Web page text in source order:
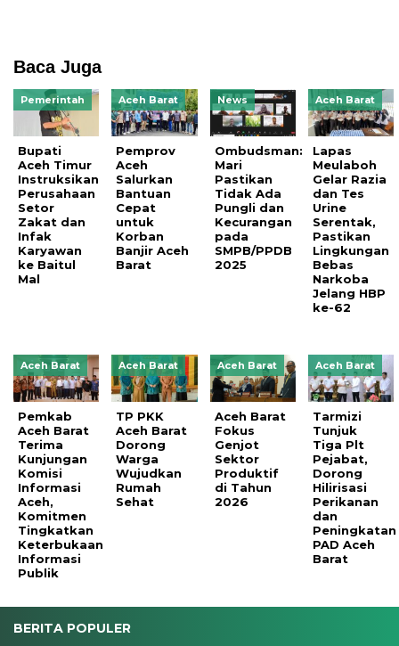
Baca Juga
Pemerintah
Bupati
Aceh Timur
Instruksikan
Perusahaan
Setor
Zakat dan
Infak
Karyawan
ke Baitul
Mal
Aceh Barat
Pemprov
Aceh
Salurkan
Bantuan
Cepat
untuk
Korban
Banjir Aceh
Barat
News
Ombudsman:
Mari
Pastikan
Tidak Ada
Pungli dan
Kecurangan
pada
SMPB/PPDB
2025
Aceh Barat
Lapas
Meulaboh
Gelar Razia
dan Tes
Urine
Serentak,
Pastikan
Lingkungan
Bebas
Narkoba
Jelang HBP
ke-62
Aceh Barat
Pemkab
Aceh Barat
Terima
Kunjungan
Komisi
Informasi
Aceh,
Komitmen
Tingkatkan
Keterbukaan
Informasi
Publik
Aceh Barat
TP PKK
Aceh Barat
Dorong
Warga
Wujudkan
Rumah
Sehat
Aceh Barat
Aceh Barat
Fokus
Genjot
Sektor
Produktif
di Tahun
2026
Aceh Barat
Tarmizi
Tunjuk
Tiga Plt
Pejabat,
Dorong
Hilirisasi
Perikanan
dan
Peningkatan
PAD Aceh
Barat
BERITA POPULER